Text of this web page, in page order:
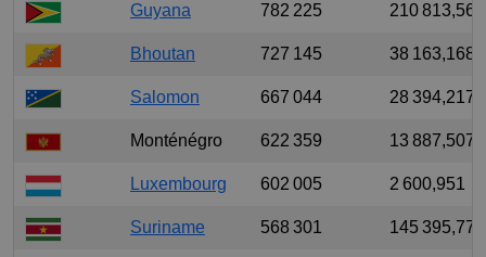
Guyana 782 225 210 813,562
Bhoutan 727 145 38 163,168
Salomon 667 044 28 394,217
Monténégro 622 359 13 887,507
Luxembourg 602 005 2 600,951
Suriname 568 301 145 395,775